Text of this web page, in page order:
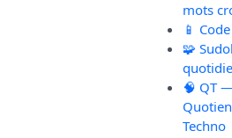
mots
📱
🧩
🧠 QT
Techno